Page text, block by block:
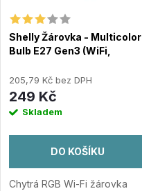
Shelly Žárovka - Multicolor
Bulb E27 Gen3 (WiFi,
205,79 Kč bez DPH
249 Kč
Skladem
DO KOŠÍKU
Chytrá RGB Wi-Fi žárovka